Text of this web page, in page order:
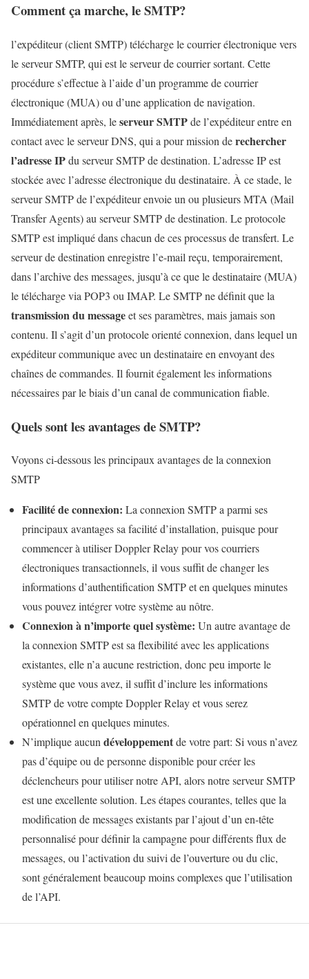
Comment ça marche, le SMTP?
l’expéditeur (client SMTP) télécharge le courrier électronique vers
le serveur SMTP, qui est le serveur de courrier sortant. Cette
procédure s’effectue à l’aide d’un programme de courrier
électronique (MUA) ou d’une application de navigation.
Immédiatement après, leserveur SMTPde l’expéditeur entre en
contact avec le serveur DNS, qui a pour mission derechercher
l’adresse IPdu serveur SMTP de destination. L’adresse IP est
stockée avec l’adresse électronique du destinataire. À ce stade, le
serveur SMTP de l’expéditeur envoie un ou plusieurs MTA (Mail
Transfer Agents) au serveur SMTP de destination. Le protocole
SMTP est impliqué dans chacun de ces processus de transfert. Le
serveur de destination enregistre l’e-mail reçu, temporairement,
dans l’archive des messages, jusqu’à ce que le destinataire (MUA)
le télécharge via POP3 ou IMAP. Le SMTP ne définit que la
transmission du messageet ses paramètres, mais jamais son
contenu. Il s’agit d’un protocole orienté connexion, dans lequel un
expéditeur communique avec un destinataire en envoyant des
chaînes de commandes. Il fournit également les informations
nécessaires par le biais d’un canal de communication fiable.
Quels sont les avantages de SMTP?
Voyons ci-dessous les principaux avantages de la connexion
SMTP
Facilité de connexion: La connexion SMTP a parmi ses
principaux avantages sa facilité d’installation, puisque pour
commencer à utiliser Doppler Relay pour vos courriers
électroniques transactionnels, il vous suffit de changer les
informations d’authentification SMTP et en quelques minutes
vous pouvez intégrer votre système au nôtre.
Connexion à n’importe quel système: Un autre avantage de
la connexion SMTP est sa flexibilité avec les applications
existantes, elle n’a aucune restriction, donc peu importe le
système que vous avez, il suffit d’inclure les informations
SMTP de votre compte Doppler Relay et vous serez
opérationnel en quelques minutes.
N’implique aucundéveloppementde votre part: Si vous n’avez
pas d’équipe ou de personne disponible pour créer les
déclencheurs pour utiliser notre API, alors notre serveur SMTP
est une excellente solution. Les étapes courantes, telles que la
modification de messages existants par l’ajout d’un en-tête
personnalisé pour définir la campagne pour différents flux de
messages, ou l’activation du suivi de l’ouverture ou du clic,
sont généralement beaucoup moins complexes que l’utilisation
de l’API.